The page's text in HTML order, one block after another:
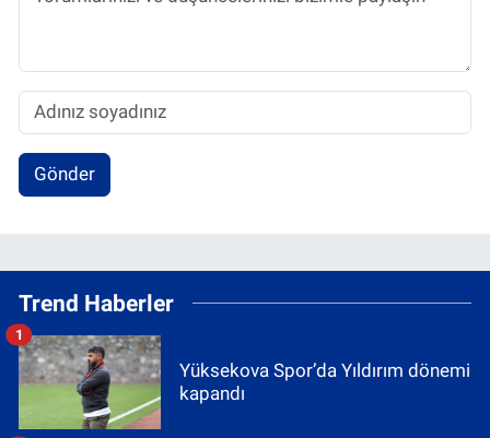
Gönder
Trend Haberler
Yüksekova Spor’da Yıldırım dönemi
kapandı
1